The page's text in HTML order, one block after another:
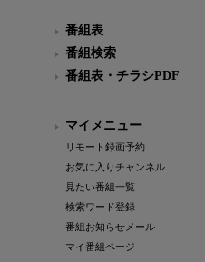
番組表
番組検索
番組表・チラシPDF
マイメニュー
リモート録画予約
お気に入りチャンネル
見たい番組一覧
検索ワード登録
番組お知らせメール
マイ番組ページ